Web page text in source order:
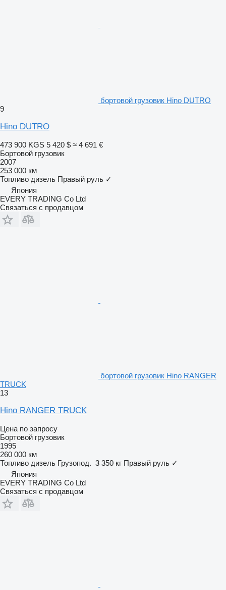
бортовой грузовик Hino DUTRO
9
Hino DUTRO
473 900 KGS 5 420 $ ≈ 4 691 €
Бортовой грузовик
2007
253 000 км
Топливо дизель Правый руль ✓
Япония
EVERY TRADING Co Ltd
Связаться с продавцом
бортовой грузовик Hino RANGER
TRUCK
13
Hino RANGER TRUCK
Цена по запросу
Бортовой грузовик
1995
260 000 км
Топливо дизель Грузопод. 3 350 кг Правый руль ✓
Япония
EVERY TRADING Co Ltd
Связаться с продавцом